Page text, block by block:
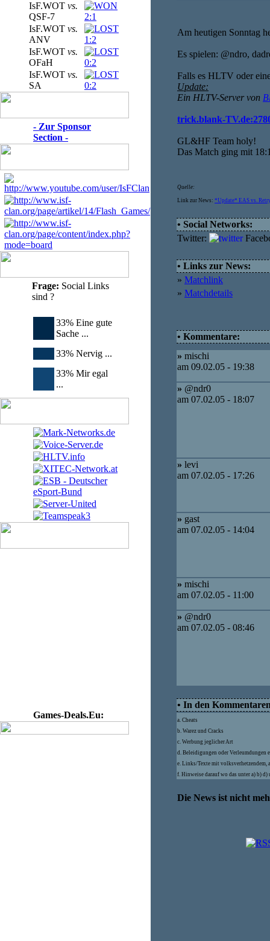
IsF.WOT vs.
QSF-7
2:1
IsF.WOT vs.
ANV
1:2
IsF.WOT vs.
OFaH
0:2
IsF.WOT vs.
SA
0:2
- Zur Sponsor
Section -
Frage: Social Links
sind ?
33% Eine gute
Sache ...
33% Nervig ...
33% Mir egal
...
Games-Deals.Eu:
Am heutigen Sonntag
Es spielen: @ndro,
Falls es HLTV oder
Update:
Ein HLTV-Server von
trick.blank-
GL&HF Team holy!
Das Match ging mit
Quelle:
Link zur News: *Update* EAS vs.
• Social Networks:
Twitter:
• Links zur News:
» Matchlink
» Matchdetails
• Kommentare:
» mischi
am 09.02.05 - 19:38
» @ndr0
am 07.02.05 - 18:07
» levi
am 07.02.05 - 17:26
» gast
am 07.02.05 - 14:04
» mischi
am 07.02.05 - 11:00
» @ndr0
am 07.02.05 - 08:46
• In den
a. Cheats
b. Warez und Cracks
c. Werbung jeglicher Art
d. Beleidigungen oder Verleumdungen
e. Links/Texte mit volksverhetzendem,
f. Hinweise darauf wo das unter a) b)
Die News ist nicht